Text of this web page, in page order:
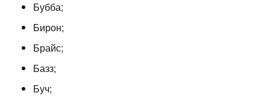
Бубба;
Бирон;
Брайс;
Базз;
Буч;